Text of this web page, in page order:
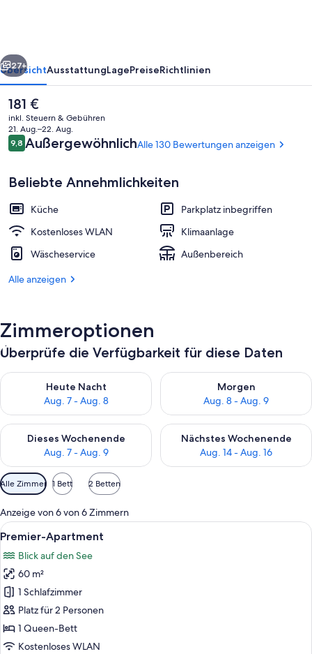
Premier-Apartment | Blick vom Balkon
Weiter
27+
ÜbersichtAusstattungLagePreiseRichtlinien
Der
aktuelle
Preis
beträgt
181 €.
181 €
inkl. Steuern & Gebühren
21. Aug.–22. Aug.
Bewertungen
9,89,8 von 10.
AußergewöhnlichAlle 130 Bewertungen anzeigen
Beliebte Annehmlichkeiten
Küche
Parkplatz inbegriffen
Kostenloses WLAN
Klimaanlage
Wäscheservice
Außenbereich
Alle anzeigen
Zimmeroptionen
Überprüfe die Verfügbarkeit für diese Daten
Heute Nacht
Aug. 7 - Aug. 8
Überprüfe die Verfügbarkeit für heute Nacht, Aug. 7 - Aug. 8.
Morgen
Aug. 8 - Aug. 9
Überprüfe die Verfügbarkeit
Dieses Wochenende
Aug. 7 - Aug. 9
Überprüfe die Verfügbarkeit für dieses Wochenende, Aug. 7
Nächstes Wochenende
Aug. 14 - Aug. 16
Überprüfe die Verfügbarkeit
Verfügbare
Filter
für
Zimmer
Alle Zimmer 1 Bett 2 Betten
Anzeige von 6 von 6 Zimmern
Alle
Fotos
für
Premier-
Apartment
anzeigen
Ein Balkon mit Blick auf einen See,
11
Premier-Apartment
Blick auf den See
60 m²
1 Schlafzimmer
Platz für 2 Personen
1 Queen-Bett
Kostenloses WLAN